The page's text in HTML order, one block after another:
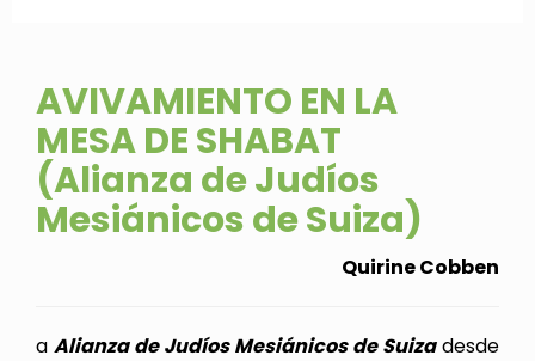
AVIVAMIENTO EN LA
MESA DE SHABAT
(Alianza de Judíos
Mesiánicos de Suiza)
Quirine Cobben
a Alianza de Judíos Mesiánicos de Suizadesde